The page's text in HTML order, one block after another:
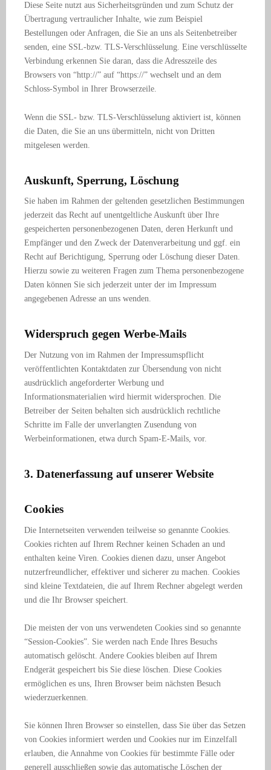
Diese Seite nutzt aus Sicherheitsgründen und zum Schutz der
Übertragung vertraulicher Inhalte, wie zum Beispiel
Bestellungen oder Anfragen, die Sie an uns als Seitenbetreiber
senden, eine SSL-bzw. TLS-Verschlüsselung. Eine verschlüsselte
Verbindung erkennen Sie daran, dass die Adresszeile des
Browsers von “http://” auf “https://” wechselt und an dem
Schloss-Symbol in Ihrer Browserzeile.
Wenn die SSL- bzw. TLS-Verschlüsselung aktiviert ist, können
die Daten, die Sie an uns übermitteln, nicht von Dritten
mitgelesen werden.
Auskunft, Sperrung, Löschung
Sie haben im Rahmen der geltenden gesetzlichen Bestimmungen
jederzeit das Recht auf unentgeltliche Auskunft über Ihre
gespeicherten personenbezogenen Daten, deren Herkunft und
Empfänger und den Zweck der Datenverarbeitung und ggf. ein
Recht auf Berichtigung, Sperrung oder Löschung dieser Daten.
Hierzu sowie zu weiteren Fragen zum Thema personenbezogene
Daten können Sie sich jederzeit unter der im Impressum
angegebenen Adresse an uns wenden.
Widerspruch gegen Werbe-Mails
Der Nutzung von im Rahmen der Impressumspflicht
veröffentlichten Kontaktdaten zur Übersendung von nicht
ausdrücklich angeforderter Werbung und
Informationsmaterialien wird hiermit widersprochen. Die
Betreiber der Seiten behalten sich ausdrücklich rechtliche
Schritte im Falle der unverlangten Zusendung von
Werbeinformationen, etwa durch Spam-E-Mails, vor.
3. Datenerfassung auf unserer Website
Cookies
Die Internetseiten verwenden teilweise so genannte Cookies.
Cookies richten auf Ihrem Rechner keinen Schaden an und
enthalten keine Viren. Cookies dienen dazu, unser Angebot
nutzerfreundlicher, effektiver und sicherer zu machen. Cookies
sind kleine Textdateien, die auf Ihrem Rechner abgelegt werden
und die Ihr Browser speichert.
Die meisten der von uns verwendeten Cookies sind so genannte
“Session-Cookies”. Sie werden nach Ende Ihres Besuchs
automatisch gelöscht. Andere Cookies bleiben auf Ihrem
Endgerät gespeichert bis Sie diese löschen. Diese Cookies
ermöglichen es uns, Ihren Browser beim nächsten Besuch
wiederzuerkennen.
Sie können Ihren Browser so einstellen, dass Sie über das Setzen
von Cookies informiert werden und Cookies nur im Einzelfall
erlauben, die Annahme von Cookies für bestimmte Fälle oder
generell ausschließen sowie das automatische Löschen der